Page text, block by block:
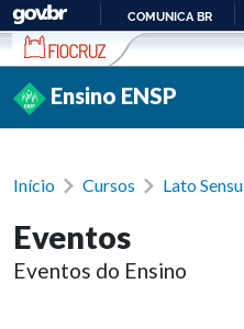
Ir para conteúdo COMUNICA BR
Ensino ENSP
Início Cursos Lato Sensu
Eventos
Eventos do Ensino